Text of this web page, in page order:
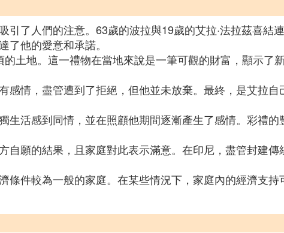
了人們的注意。63歲的波拉與19歲的艾拉·法拉茲喜結
他的愛意和承諾。
土地。這一禮物在當地來說是一筆可觀的財富，顯示了
情，盡管遭到了拒絕，但他並未放棄。最終，是艾拉自
活感到同情，並在照顧他期間逐漸產生了感情。彩禮的
願的結果，且家庭對此表示滿意。在印尼，盡管封建傳
件較為一般的家庭。在某些情況下，家庭內的經濟支持